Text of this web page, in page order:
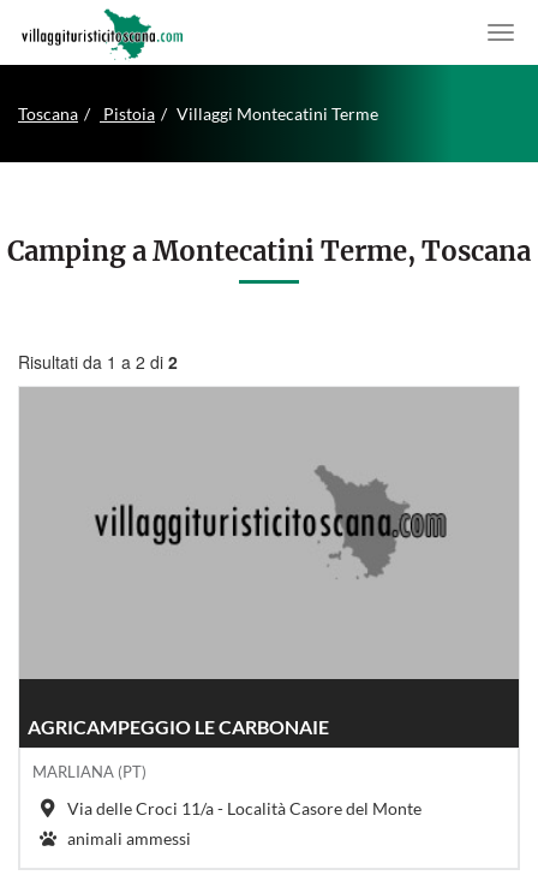
Toscana Pistoia Villaggi Montecatini Terme
Camping a Montecatini Terme, Toscana
Risultati da 1 a 2 di 2
AGRICAMPEGGIO LE CARBONAIE
MARLIANA (PT)
Via delle Croci 11/a - Località Casore del Monte
animali ammessi